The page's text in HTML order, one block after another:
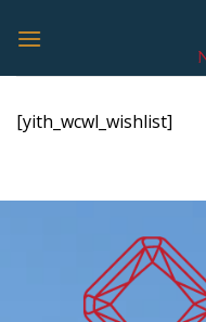
[yith_wcwl_wishlist]